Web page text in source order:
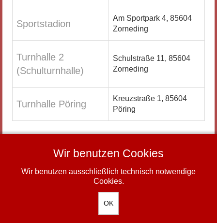
Sportstadion
Am Sportpark 4, 85604
Zorneding
Turnhalle 2
(Schulturnhalle)
Schulstraße 11, 85604
Zorneding
Turnhalle Pöring
Kreuzstraße 1, 85604
Pöring
Impressum-Datenschutz
© TSV Zorneding 1920 e.V.
Wir benutzen Cookies
Wir benutzen ausschließlich technisch notwendige
Cookies.
OK